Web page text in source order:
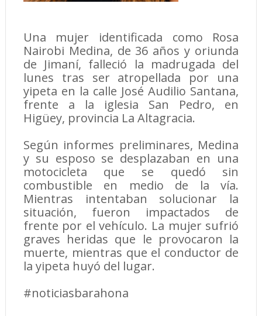
Una mujer identificada como Rosa
Nairobi Medina, de 36 años y oriunda
de Jimaní, falleció la madrugada del
lunes tras ser atropellada por una
yipeta en la calle José Audilio Santana,
frente a la iglesia San Pedro, en
Higüey, provincia La Altagracia.
Según informes preliminares, Medina
y su esposo se desplazaban en una
motocicleta que se quedó sin
combustible en medio de la vía.
Mientras intentaban solucionar la
situación, fueron impactados de
frente por el vehículo. La mujer sufrió
graves heridas que le provocaron la
muerte, mientras que el conductor de
la yipeta huyó del lugar.
#noticiasbarahona